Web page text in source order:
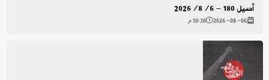
أصيل 180 - 2026/8/6
2026-08-06 10:30 م